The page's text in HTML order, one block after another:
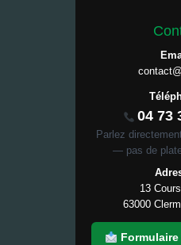
04 73
Parlez
— pas de
13
63000